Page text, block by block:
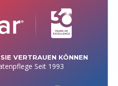
VERTRAUEN KÖNNEN
Seit 1993